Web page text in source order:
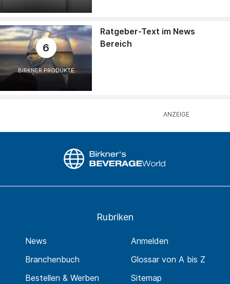
6
BIRKNER PRODUKTE
Ratgeber-Text im News
Bereich
Rubriken
News
Branchenbuch
Bestellen & Werben
Anmelden
Glossar von A bis Z
Sitemap